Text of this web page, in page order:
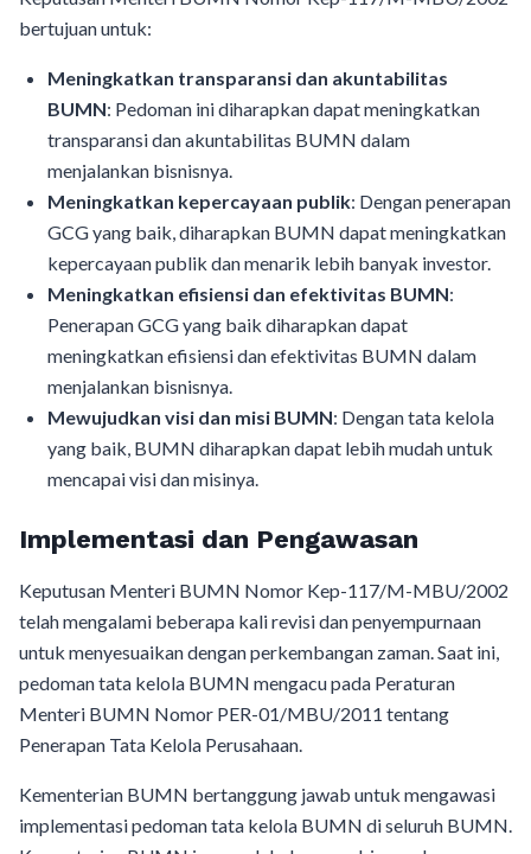
bertujuan untuk:
Meningkatkan transparansi dan akuntabilitas
BUMN: Pedoman ini diharapkan dapat meningkatkan
transparansi dan akuntabilitas BUMN dalam
menjalankan bisnisnya.
Meningkatkan kepercayaan publik: Dengan penerapan
GCG yang baik, diharapkan BUMN dapat meningkatkan
kepercayaan publik dan menarik lebih banyak investor.
Meningkatkan efisiensi dan efektivitas BUMN:
Penerapan GCG yang baik diharapkan dapat
meningkatkan efisiensi dan efektivitas BUMN dalam
menjalankan bisnisnya.
Mewujudkan visi dan misi BUMN: Dengan tata kelola
yang baik, BUMN diharapkan dapat lebih mudah untuk
mencapai visi dan misinya.
Implementasi dan Pengawasan
Keputusan Menteri BUMN Nomor Kep-117/M-MBU/2002
telah mengalami beberapa kali revisi dan penyempurnaan
untuk menyesuaikan dengan perkembangan zaman. Saat ini,
pedoman tata kelola BUMN mengacu pada Peraturan
Menteri BUMN Nomor PER-01/MBU/2011 tentang
Penerapan Tata Kelola Perusahaan.
Kementerian BUMN bertanggung jawab untuk mengawasi
implementasi pedoman tata kelola BUMN di seluruh BUMN.